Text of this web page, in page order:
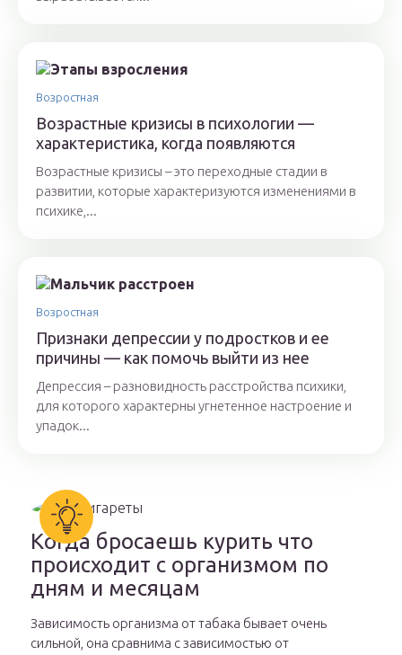
Возростная
Возрастные кризисы в психологии —
характеристика, когда появляются
Возрастные кризисы – это переходные стадии в
развитии, которые характеризуются изменениями в
психике,...
Возростная
Признаки депрессии у подростков и ее
причины — как помочь выйти из нее
Депрессия – разновидность расстройства психики,
для которого характерны угнетенное настроение и
упадок...
Когда бросаешь курить что
происходит с организмом по
дням и месяцам
Зависимость организма от табака бывает очень
сильной, она сравнима с зависимостью от